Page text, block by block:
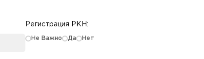
Регистрация РКН:
Не Важно Да Нет